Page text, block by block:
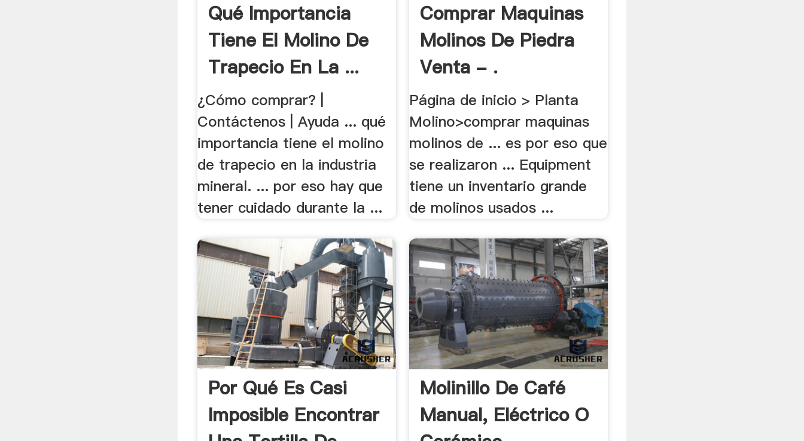
Qué Importancia
Tiene El Molino De
Trapecio En La ...
¿Cómo comprar? |
Contáctenos | Ayuda ... qué
importancia tiene el molino
de trapecio en la industria
mineral. ... por eso hay que
tener cuidado durante la ...
Comprar Maquinas
Molinos De Piedra
Venta - .
Página de inicio > Planta
Molino>comprar maquinas
molinos de ... es por eso que
se realizaron ... Equipment
tiene un inventario grande
de molinos usados ...
Por Qué Es Casi
Imposible Encontrar
Molinillo De Café
Manual, Eléctrico O